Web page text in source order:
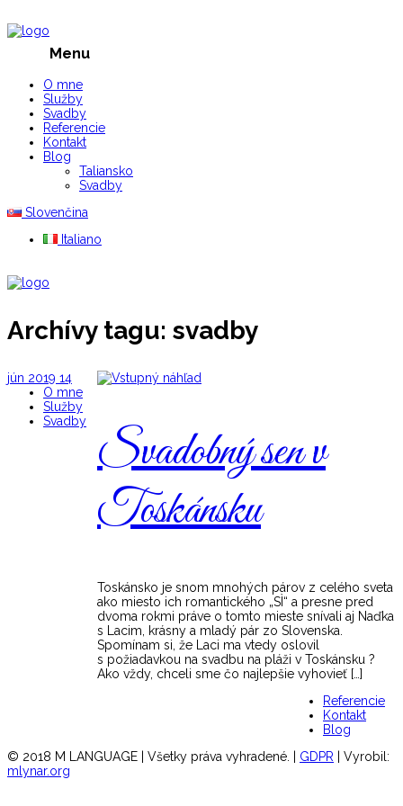
Menu
O mne
Služby
Svadby
Referencie
Kontakt
Blog
Taliansko
Svadby
Slovenčina
Italiano
Archívy tagu: svadby
jún 2019 14
Svadobný sen v
Toskánsku
Toskánsko je snom mnohých párov z celého sveta
ako miesto ich romantického „SÌ“ a presne pred
dvoma rokmi práve o tomto mieste snívali aj Naďka
s Lacim, krásny a mladý pár zo Slovenska.
Spomínam si, že Laci ma vtedy oslovil
s požiadavkou na svadbu na pláži v Toskánsku ?
Ako vždy, chceli sme čo najlepšie vyhovieť […]
O mne
Služby
Svadby
Referencie
Kontakt
Blog
© 2018 M LANGUAGE | Všetky práva vyhradené. | GDPR | Vyrobil:
mlynar.org